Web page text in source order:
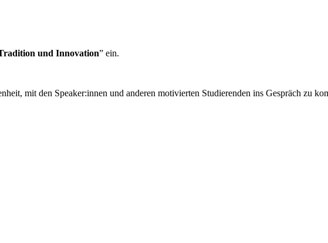
und Innovation” ein.
mit den Speaker:innen und anderen motivierten Studierenden ins Gespräch zu